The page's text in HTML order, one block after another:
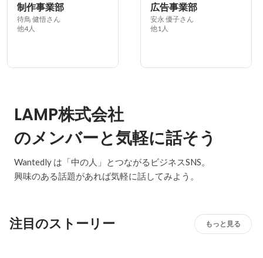
制作事業部
待鳥 健悟さん
他4人
広告事業部
安永 優子さん
他1人
LAMP株式会社
のメンバーと気軽に話そう
Wantedly は「中の人」とつながるビジネスSNS。
興味のある話題があれば気軽に話してみよう。
注目のストーリー もっと見る